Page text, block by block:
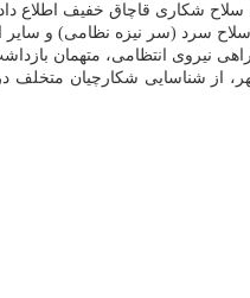
داد و گفت: این سلاح ۵/۵ به شکل ماهرانه
سرد (سر نیزه نظامی) و سایر
نیروی انتظامی، متهمان
از شناسایی شکارچیان